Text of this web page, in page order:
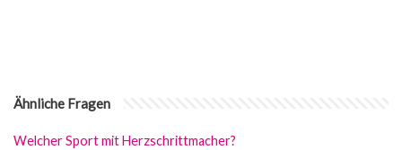
Ähnliche Fragen
Welcher Sport mit Herzschrittmacher?